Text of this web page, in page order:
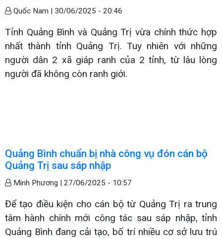
Quốc Nam | 30/06/2025 - 20:46
Tỉnh Quảng Bình và Quảng Trị vừa chính thức hợp
nhất thành tỉnh Quảng Trị. Tuy nhiên với những
người dân 2 xã giáp ranh của 2 tỉnh, từ lâu lòng
người đã không còn ranh giới.
Quảng Bình chuẩn bị nhà công vụ đón cán bộ
Quảng Trị sau sáp nhập
Minh Phương | 27/06/2025 - 10:57
Để tạo điều kiện cho cán bộ từ Quảng Trị ra trung
tâm hành chính mới công tác sau sáp nhập, tỉnh
Quảng Bình đang cải tạo, bố trí nhiều cơ sở lưu trú